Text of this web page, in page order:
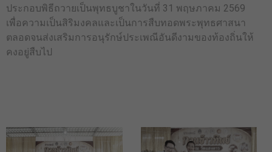
ประกอบพิธีถวายเป็นพุทธบูชาในวันที่ 31 พฤษภาคม 2569
เพื่อความเป็นสิริมงคลและเป็นการสืบทอดพระพุทธศาสนา
ตลอดจนส่งเสริมการอนุรักษ์ประเพณีอันดีงามของท้องถิ่นให้
คงอยู่สืบไป